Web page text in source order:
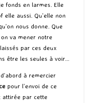
fonds en larmes. Elle
aussi. Qu’elle non
nous donne. Que
va mener notre
par ces deux
être les seules à voir…
à remercier
pour l’envoi de ce
attirée par cette